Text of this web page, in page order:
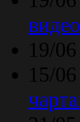
видео
19/
15/